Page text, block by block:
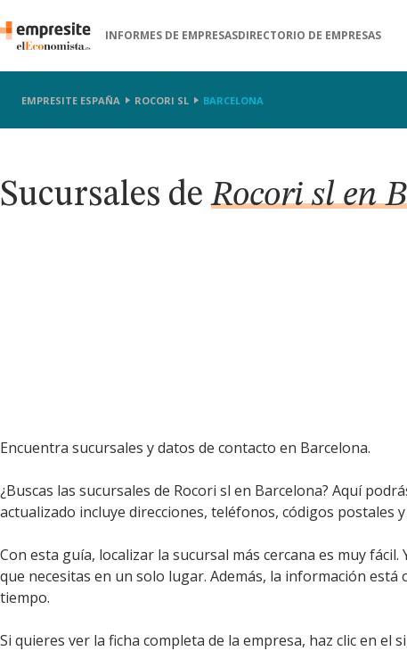
INFORMES DE EMPRESASDIRECTORIO DE EMPRESAS
EMPRESITE ESPAÑA ROCORI SL BARCELONA
Sucursales deRocori sl en
Encuentra sucursales y datos de contacto en Barcelona.
¿Buscas las sucursales de Rocori sl en Barcelona? Aquí
actualizado incluye direcciones, teléfonos, códigos postales
Con esta guía, localizar la sucursal más cercana es muy
que necesitas en un solo lugar. Además, la información
tiempo.
Si quieres ver la ficha completa de la empresa, haz clic en el